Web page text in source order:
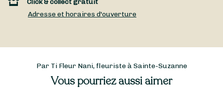
Click & collect gratuit
Adresse et horaires d'ouverture
Par Ti Fleur Nani, fleuriste à Sainte-Suzanne
Vous pourriez aussi aimer